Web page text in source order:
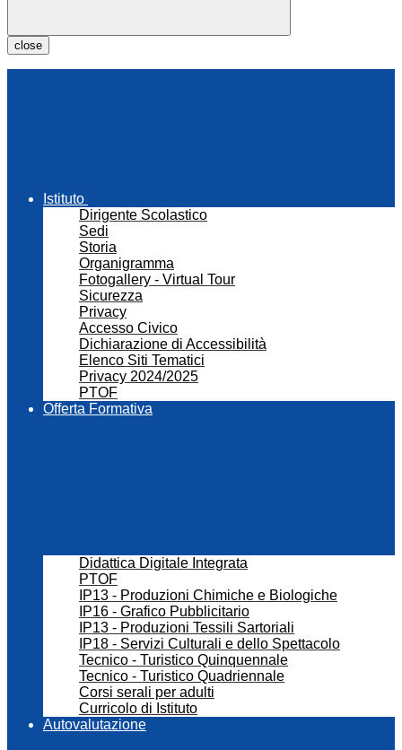
close
Istituto
Dirigente Scolastico
Sedi
Storia
Organigramma
Fotogallery - Virtual Tour
Sicurezza
Privacy
Accesso Civico
Dichiarazione di Accessibilità
Elenco Siti Tematici
Privacy 2024/2025
PTOF
Offerta Formativa
Didattica Digitale Integrata
PTOF
IP13 - Produzioni Chimiche e Biologiche
IP16 - Grafico Pubblicitario
IP13 - Produzioni Tessili Sartoriali
IP18 - Servizi Culturali e dello Spettacolo
Tecnico - Turistico Quinquennale
Tecnico - Turistico Quadriennale
Corsi serali per adulti
Curricolo di Istituto
Autovalutazione